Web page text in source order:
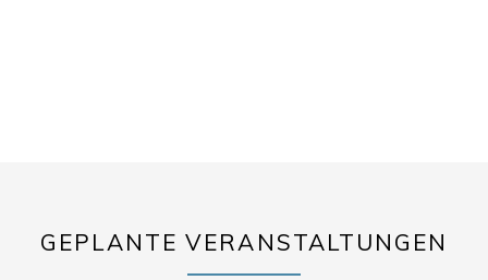
GEPLANTE VERANSTALTUNGEN